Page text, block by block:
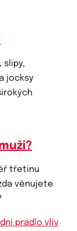
slipy,
jocksy
třetinu
věnujete
prádlo vliv